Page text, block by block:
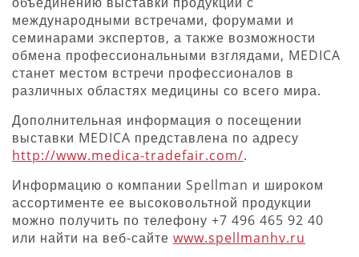
международными встречами, форумами и
семинарами экспертов, а также возможности
обмена профессиональными взглядами, MEDICA
станет местом встречи профессионалов в
различных областях медицины со всего мира.
Дополнительная информация о посещении
выставки MEDICA представлена по адресу
http://www.medica-tradefair.com/.
Информацию о компании Spellman и широком
ассортименте ее высоковольтной продукции
можно получить по телефону +7 496 465 92 40
или найти на веб-сайте www.spellmanhv.ru